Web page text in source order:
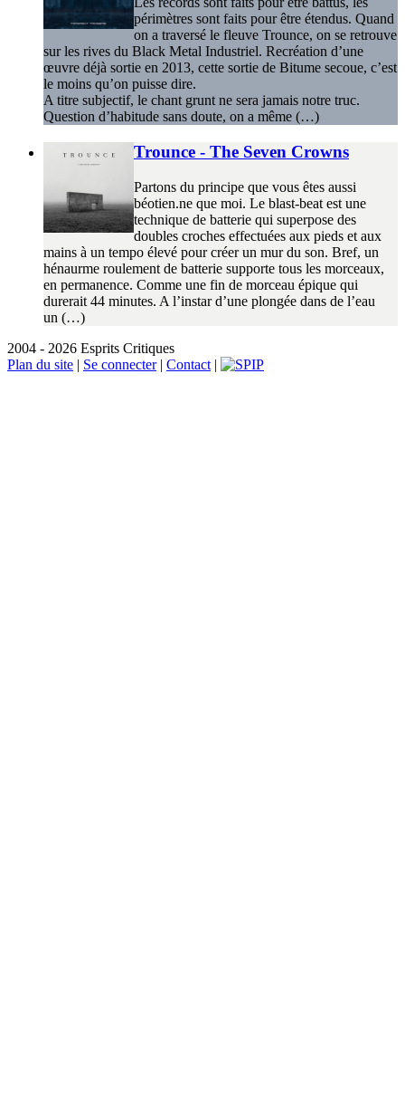
périmètres sont faits pour être étendus. Quand
on a traversé le fleuve Trounce, on se retrouve
sur les rives du Black Metal Industriel. Recréation d’une
œuvre déjà sortie en 2013, cette sortie de Bitume secoue, c’est
le moins qu’on puisse dire.
A titre subjectif, le chant grunt ne sera jamais notre truc.
Question d’habitude sans doute, on a même (…)
Trounce - The Seven Crowns
Partons du principe que vous êtes aussi
béotien.ne que moi. Le blast-beat est une
technique de batterie qui superpose des
doubles croches effectuées aux pieds et aux
mains à un tempo élevé pour créer un mur du son. Bref, un
hénaurme roulement de batterie supporte tous les morceaux,
en permanence. Comme une fin de morceau épique qui
durerait 44 minutes. A l’instar d’une plongée dans de l’eau
un (…)
2004 - 2026 Esprits Critiques
Plan du site | Se connecter| Contact |